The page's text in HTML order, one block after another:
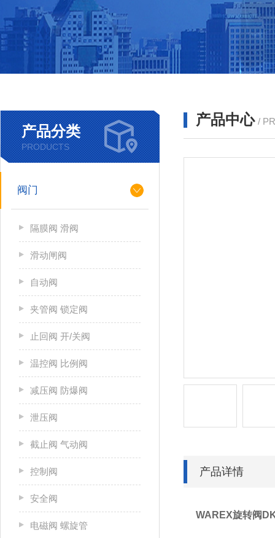
产品分类
PRODUCTS
阀门
隔膜阀 滑阀
滑动闸阀
自动阀
夹管阀 锁定阀
止回阀 开/关阀
温控阀 比例阀
减压阀 防爆阀
泄压阀
截止阀 气动阀
控制阀
安全阀
电磁阀 螺旋管
产品中心 /
产品详情
WAREX旋转阀